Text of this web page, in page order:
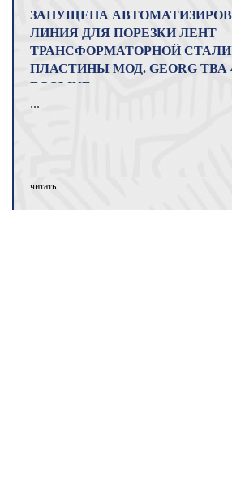
ЗАПУЩЕНА
ЛИНИЯ ДЛЯ ПОРЕЗКИ ЛЕНТ
ТРАНСФОРМАТОРНОЙ
ПЛАСТИНЫ МОД. GEORG ТВА
ECOLINE
...
читать